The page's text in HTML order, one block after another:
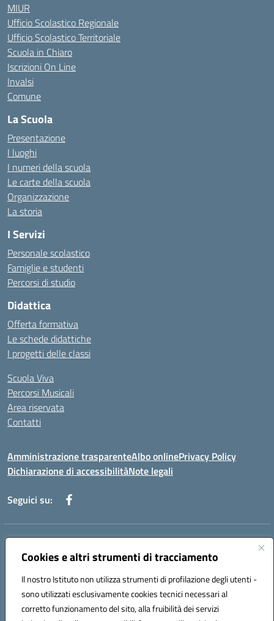
Cookies e altri strumenti di tracciamento
Il nostro Istituto non utilizza strumenti di profilazione degli utenti -
sono utilizzati esclusivamente cookies tecnici necessari al
corretto funzionamento del sito, alla fruibilità dei servizi
MIUR
Ufficio Scolastico Regionale
Ufficio Scolastico Territoriale
Scuola in Chiaro
Iscrizioni On Line
Invalsi
Comune
La Scuola
Presentazione
I luoghi
I numeri della scuola
Le carte della scuola
Organizzazione
La storia
I Servizi
Personale scolastico
Famiglie e studenti
Percorsi di studio
Didattica
Offerta formativa
Le schede didattiche
I progetti delle classi
Scuola Viva
Percorsi Musicali
Area riservata
Contatti
Amministrazione trasparenteAlbo onlinePrivacy Policy
Dichiarazione di accessibilitàNote legali
Seguici su:
Indirizzo:
Centralino:089868360 Email:saic857007@istruzione.it
Codice fiscale: 80025860653
Codice meccanografico:
SAIC857007
Codice Indice delle Pubbliche Amministrazioni (IPA): istsc_saic857007